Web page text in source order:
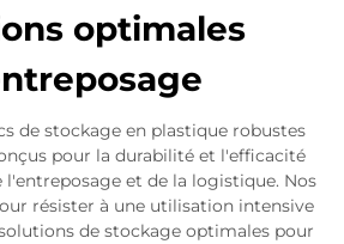
optimales
de stockage en plastique robustes
pour la durabilité et l'efficacité
l'entreposage et de la logistique. Nos
résister à une utilisation intensive
de stockage optimales pour